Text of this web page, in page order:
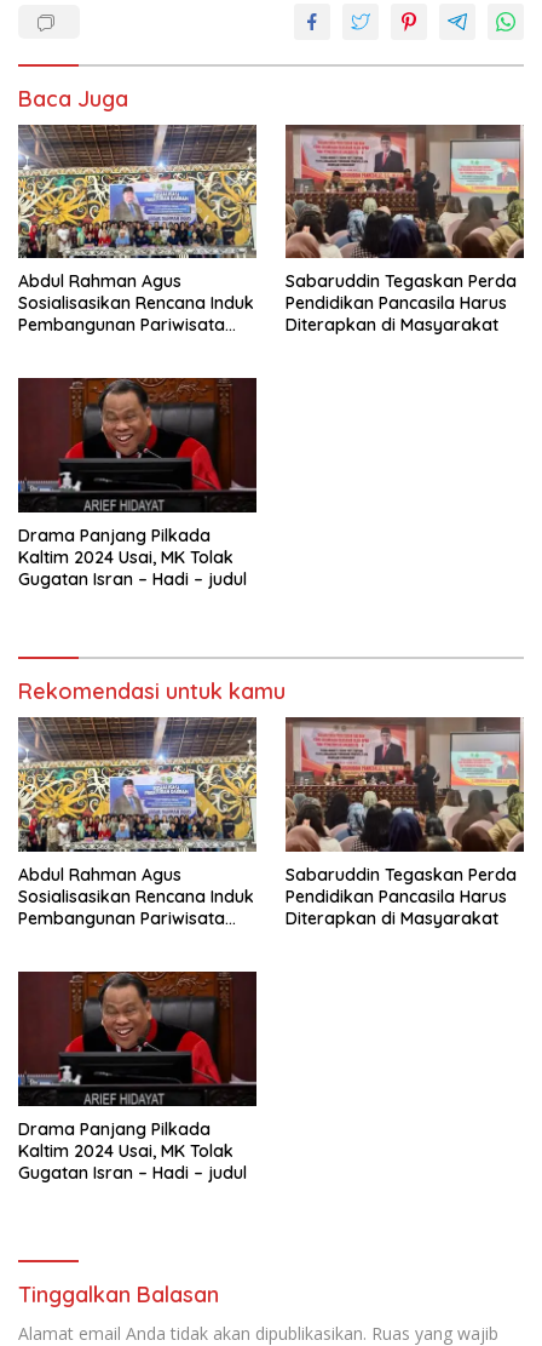
Baca Juga
Abdul Rahman Agus
Sosialisasikan Rencana Induk
Pembangunan Pariwisata
Sabaruddin Tegaskan Perda
Pendidikan Pancasila Harus
Diterapkan di Masyarakat
Drama Panjang Pilkada
Kaltim 2024 Usai, MK Tolak
Gugatan Isran – Hadi – judul
Rekomendasi untuk kamu
Abdul Rahman Agus
Sosialisasikan Rencana Induk
Pembangunan Pariwisata
Sabaruddin Tegaskan Perda
Pendidikan Pancasila Harus
Diterapkan di Masyarakat
Drama Panjang Pilkada
Kaltim 2024 Usai, MK Tolak
Gugatan Isran – Hadi – judul
Tinggalkan Balasan
Alamat email Anda tidak akan dipublikasikan. Ruas yang wajib